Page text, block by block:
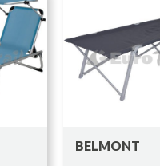
BELMONT